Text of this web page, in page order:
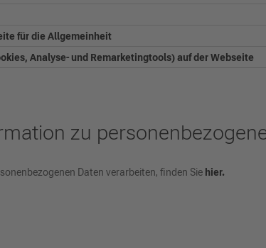
für die Allgemeinheit
Analyse- und Remarketingtools) auf der Webseite
zu
Daten verarbeiten, finden Sie hier.